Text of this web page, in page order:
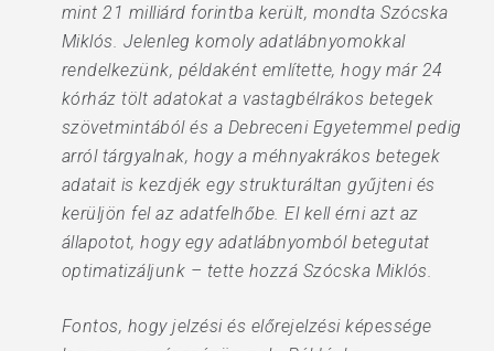
mint 21 milliárd forintba került, mondta Szócska
Miklós. Jelenleg komoly adatlábnyomokkal
rendelkezünk, példaként említette, hogy már 24
kórház tölt adatokat a vastagbélrákos betegek
szövetmintából és a Debreceni Egyetemmel pedig
arról tárgyalnak, hogy a méhnyakrákos betegek
adatait is kezdjék egy strukturáltan gyűjteni és
kerüljön fel az adatfelhőbe. El kell érni azt az
állapotot, hogy egy adatlábnyomból betegutat
optimatizáljunk – tette hozzá Szócska Miklós.
Fontos, hogy jelzési és előrejelzési képessége